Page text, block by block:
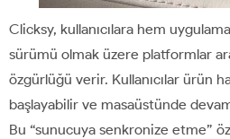
Clicksy, kullanıcılara hem
sürümü olmak üzere platformlar
özgürlüğü verir. Kullanıcılar ürün
başlayabilir ve masaüstünde
Bu “sunucuya senkronize etme”